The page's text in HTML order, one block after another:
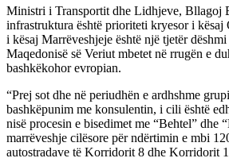
Ministri i Transportit dhe Lidhjeve, Bllagoj
infrastruktura është prioriteti kryesor i kësaj
i kësaj Marrëveshjeje është një tjetër
Maqedonisë së Veriut mbetet në rrugën e
bashkëkohor evropian.
“Prej sot dhe në periudhën e ardhshme
bashkëpunim me konsulentin, i cili është
nisë procesin e bisedimet me “Behtel” dhe
marrëveshje cilësore për ndërtimin e mbi
autostradave të Korridorit 8 dhe Korridorit